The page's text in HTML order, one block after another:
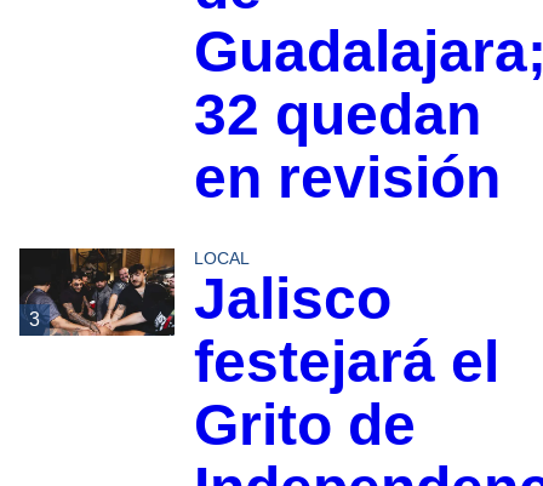
32 quedan
en revisión
3
LOCAL
Jalisco
festejará el
Grito de